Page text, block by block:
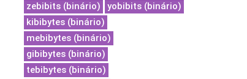
zebibits (binário)
yobibits (binário)
kibibytes (binário)
mebibytes (binário)
gibibytes (binário)
tebibytes (binário)